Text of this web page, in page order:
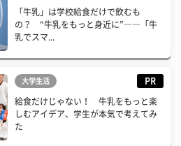
「牛乳」は学校給食だけで飲むも
の？ “牛乳をもっと身近に”――「牛
乳でスマ...
大学生活 PR
給食だけじゃない！ 牛乳をもっと楽
しむアイデア、学生が本気で考えてみ
た